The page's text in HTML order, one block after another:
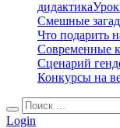
дидактика
Смешные
Что подарить
Современные
Сценарий
Конкурсы на
Login